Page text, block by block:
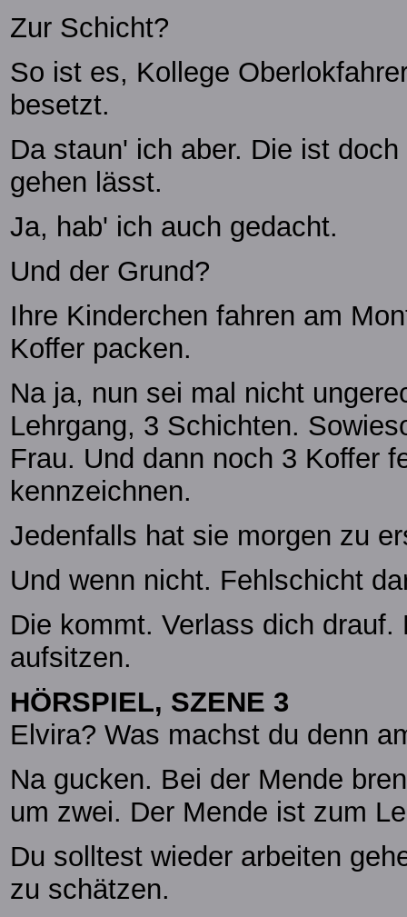
Zur Schicht?
So ist es, Kollege
besetzt.
Da staun' ich aber. Die ist
gehen lässt.
Ja, hab' ich auch gedacht.
Und der Grund?
Ihre Kinderchen fahren am
Koffer packen.
Na ja, nun sei mal nicht
Lehrgang, 3 Schichten.
Frau. Und dann noch 3 Koffer
kennzeichnen.
Jedenfalls hat sie morgen zu
Und wenn nicht. Fehlschicht
Die kommt. Verlass dich
aufsitzen.
HÖRSPIEL, SZENE 3
Elvira? Was machst du denn
Na gucken. Bei der Mende
um zwei. Der Mende ist zum
Du solltest wieder arbeiten
zu schätzen.